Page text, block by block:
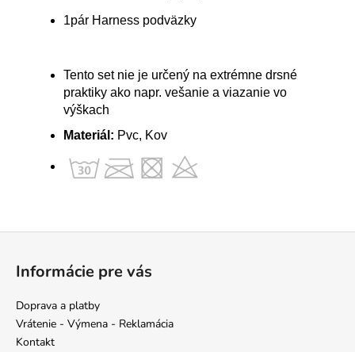
1pár Harness podväzky
Tento set nie je určený na extrémne drsné
praktiky ako napr. vešanie a viazanie vo
výškach
Materiál: Pvc, Kov
Informácie pre vás
Doprava a platby
Vrátenie - Výmena - Reklamácia
Kontakt